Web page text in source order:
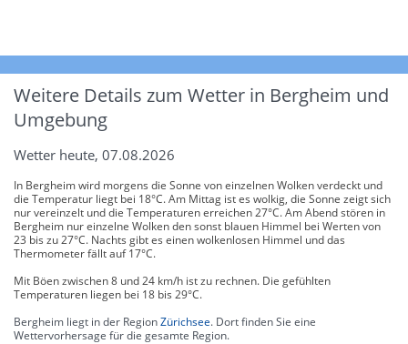
Weitere Details zum Wetter in Bergheim und
Umgebung
Wetter heute, 07.08.2026
In Bergheim wird morgens die Sonne von einzelnen Wolken verdeckt und
die Temperatur liegt bei 18°C. Am Mittag ist es wolkig, die Sonne zeigt sich
nur vereinzelt und die Temperaturen erreichen 27°C. Am Abend stören in
Bergheim nur einzelne Wolken den sonst blauen Himmel bei Werten von
23 bis zu 27°C. Nachts gibt es einen wolkenlosen Himmel und das
Thermometer fällt auf 17°C.
Mit Böen zwischen 8 und 24 km/h ist zu rechnen. Die gefühlten
Temperaturen liegen bei 18 bis 29°C.
Bergheim liegt in der RegionZürichsee. Dort finden Sie eine
Wettervorhersage für die gesamte Region.